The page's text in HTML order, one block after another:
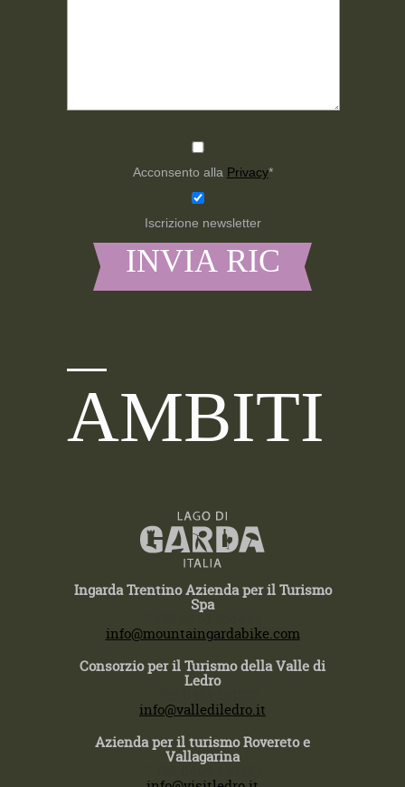
Acconsento alla Privacy*
Iscrizione newsletter
AMBITI
Ingarda Trentino Azienda per il Turismo
Spa
info@mountaingardabike.com
Consorzio per il Turismo della Valle di
Ledro
info@vallediledro.it
Azienda per il turismo Rovereto e
Vallagarina